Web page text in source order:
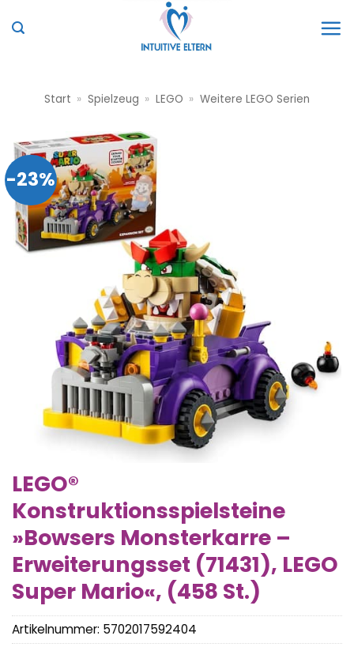
Inhalt
Start » Spielzeug » LEGO » Weitere LEGO Serien
-23%
LEGO®
Konstruktionsspielsteine
»Bowsers Monsterkarre –
Erweiterungsset (71431), LEGO
Super Mario«, (458 St.)
Artikelnummer: 5702017592404